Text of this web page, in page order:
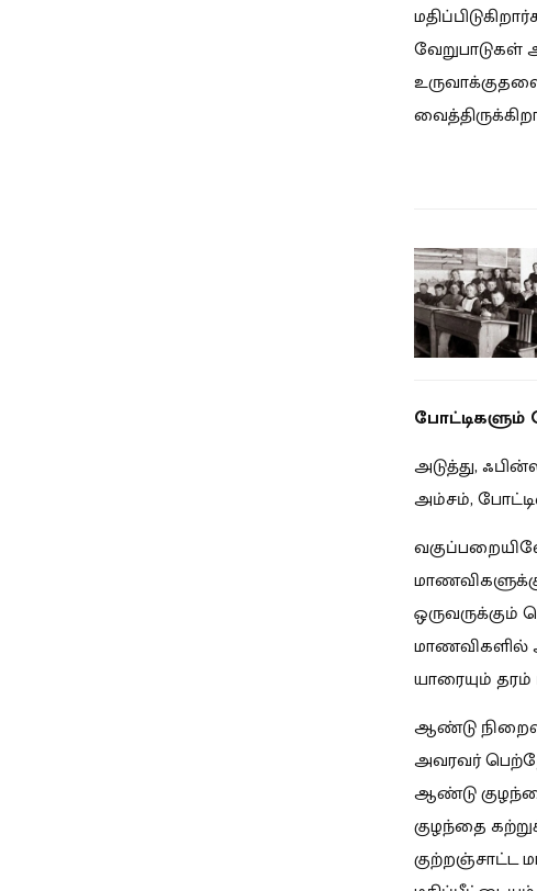
போட்டிகளும்
அடுத்து,
அம்சம்,
மாணவிகளில்
யாரையும் தரம்
ஆண்டு
அவரவர்
ஆண்டு
குழந்தை
குற்றஞ்சாட்ட